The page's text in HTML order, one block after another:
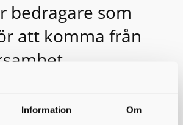
Information Om
bedragare som
att komma från
Skaraborg vill informera om
utger sig för att representera